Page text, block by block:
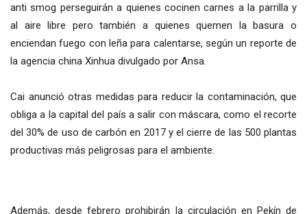
anti smog perseguirán a quienes cocinen carnes a la parrilla y
al aire libre pero también a quienes quemen la basura o
enciendan fuego con leña para calentarse, según un reporte de
la agencia china Xinhua divulgado por Ansa.
Cai anunció otras medidas para reducir la contaminación, que
obliga a la capital del país a salir con máscara, como el recorte
del 30% de uso de carbón en 2017 y el cierre de las 500 plantas
productivas más peligrosas para el ambiente.
Además, desde febrero prohibirán la circulación en Pekín de